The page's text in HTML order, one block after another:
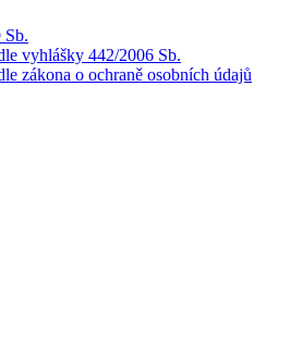
Sb.
vyhlášky 442/2006 Sb.
zákona o ochraně osobních údajů